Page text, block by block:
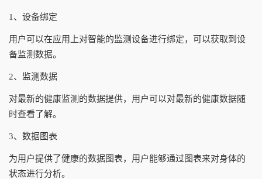
1、设备绑定
用户可以在应用上对智能的监测设备进行绑定，可以获取到设
备监测数据。
2、监测数据
对最新的健康监测的数据提供，用户可以对最新的健康数据随
时查看了解。
3、数据图表
为用户提供了健康的数据图表，用户能够通过图表来对身体的
状态进行分析。